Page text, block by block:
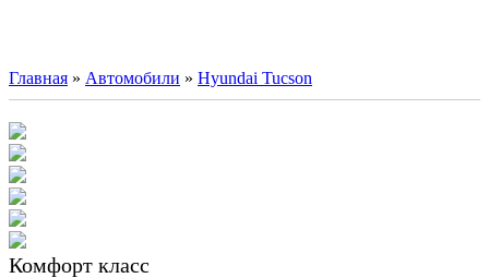
Главная » Автомобили » Hyundai Tucson
Комфорт класс